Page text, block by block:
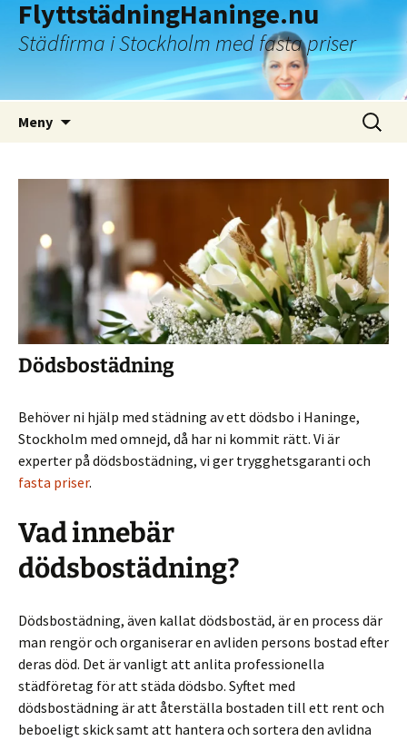
FlyttstädningHaninge.nu
Städfirma i Stockholm med fasta priser
Meny
Sök
efter:
Dödsbostädning
Behöver ni hjälp med städning av ett dödsbo i Haninge,
Stockholm med omnejd, då har ni kommit rätt. Vi är
experter på dödsbostädning, vi ger trygghetsgaranti och
fasta priser.
Vad innebär
dödsbostädning?
Dödsbostädning, även kallat dödsbostäd, är en process där
man rengör och organiserar en avliden persons bostad efter
deras död. Det är vanligt att anlita professionella
städföretag för att städa dödsbo. Syftet med
dödsbostädning är att återställa bostaden till ett rent och
beboeligt skick samt att hantera och sortera den avlidna